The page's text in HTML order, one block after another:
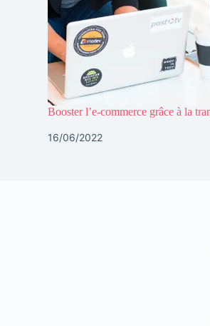
Booster l’e-commerce grâce à la
16/06/2022